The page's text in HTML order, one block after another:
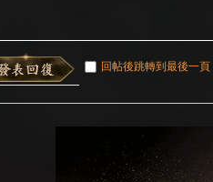
回帖後跳轉到最後一頁